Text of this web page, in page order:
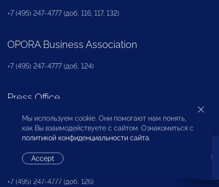
+7 (495) 247-4777 (доб. 116, 117, 132)
OPORA Business Association
+7 (495) 247-4777 (доб. 124)
Press Office
+7 (495) 247 4777 (доб. 115, 114, 113)
pressa@opora.ru
International Department
+7 (495) 247-4777 (доб. 126)
Мы используем cookie. Они помогают нам понять,
как Вы взаимодействуете с сайтом. Ознакомиться с
политикой конфиденциальности сайта.
Accept